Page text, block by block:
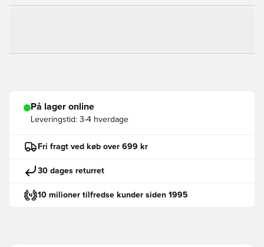
På lager online
Leveringstid: 3-4 hverdage
Fri fragt ved køb over 699 kr
30 dages returret
10 milioner tilfredse kunder siden 1995